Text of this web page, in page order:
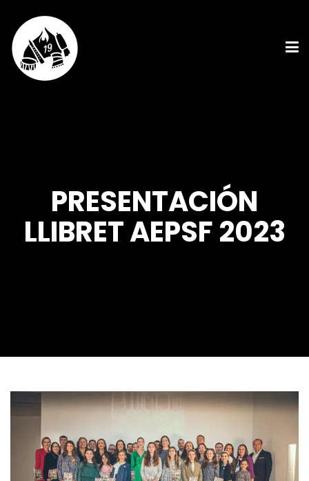
PRESENTACIÓN
LLIBRET AEPSF 2023